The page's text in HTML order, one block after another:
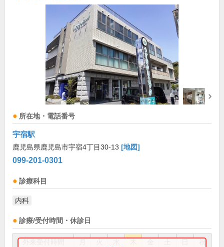
所在地・電話番号
宇宿駅
鹿児島県鹿児島市宇宿4丁目30-13 [地図]
099-201-0301
診療科目
内科
診療/受付時間・休診日
祝